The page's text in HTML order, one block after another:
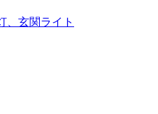
、玄関ライト